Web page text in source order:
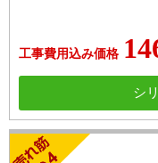
工事費用込み価格
シ